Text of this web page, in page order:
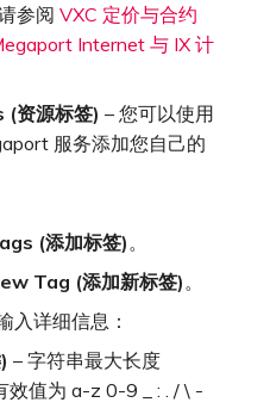
参阅 VXC 定价与合约
Internet 与 IX 计
资源标签) – 您可以使用
服务添加您自己的
(添加标签) 。
Tag (添加新标签)。
入详细信息：
– 字符串最大长度
效值为 a-z 0-9 _ : . / \ -